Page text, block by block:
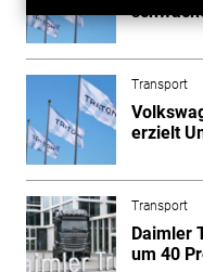
Transport
erzielt
Transport
Daimler
um 40